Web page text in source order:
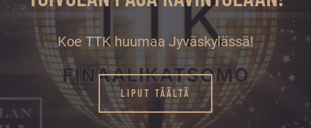
kiireettömiä
hyviä
vuoden.
Koe TTK huumaa Jyväskylässä!
LIPUT TÄÄLTÄ